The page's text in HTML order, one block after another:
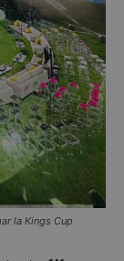
la Kings Cup